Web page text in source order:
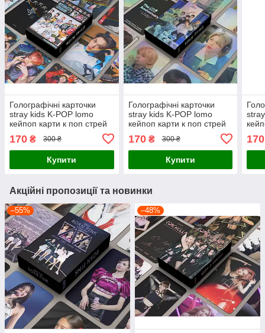
Голографічні карточки
stray kids K-POP lomo
кейпоп карти к поп стрей
кідс стрэйкідс СК - 5 star
#1 - 55 шт
170 ₴ 300 ₴
Купити
Голографічні карточки
stray kids K-POP lomo
кейпоп карти к поп стрей
anniversary- 55 шт
170₴ 300 ₴
Купити
55
170
Акційні пропозиції та новинки
–55% –48%